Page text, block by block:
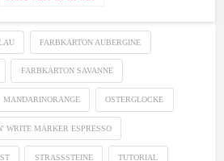
FARBKARTON AUBERGINE
FARBKARTON SAVANNE
MANDARINORANGE OSTERGLOCKE
WRITE MARKER ESPRESSO
STRASSSTEINE TUTORIAL